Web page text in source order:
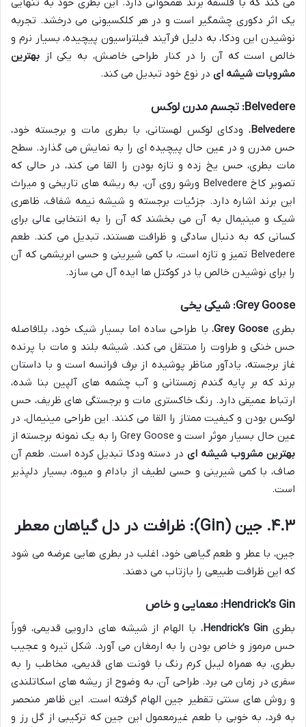
یک اثر دکوری چشمگیر است و در هر کلکسیونی می درخشد. تجربه
نوشیدن این ودکا، به دلیل فرآیند فیلتراسیون پیچیده، بسیار نرم و
خالص است که آن را در کنار طراحی خاصش، به یکی از بهترین
مشروبات شیشه ای در نوع خود تبدیل می کند.
Belvedere: تجسم مدرن لوکس
Belvedere، ودکای لوکس لهستانی، با بطری مات و برجسته خود،
حس مدرن و در عین حال پیچیده ای را به نمایش می گذارد. سطح
مات بطری، حس یخ زده و تازه بودن را القا می کند، در حالی که
تصویر کاخ Belvedere ورشو روی آن، به ریشه های تاریخی و میراث
این برند اشاره دارد. جزئیات برجسته و شیشه نیمه شفاف، ظاهری
شیک و مینیمال به آن می بخشند که آن را به انتخابی عالی برای
کسانی که به دنبال سادگی و ظرافت هستند، تبدیل می کند. طعم
Belvedere تمیز و تازه است، با کمی شیرینی و حسی ابریشمی که آن
را برای نوشیدن خالص یا در کوکتل ها ایده آل می سازد.
Grey Goose: شیکی یخی
بطری Grey Goose، با طراحی ساده اما بسیار شیک خود، بلافاصله
حس خنکی و طراوت را منتقل می کند. شیشه بلند و مات با پرنده
غاز برجسته، یادآور مناظر پوشیده از برف فرانسه است و با داستان
برند که بر پایه گندم زمستانی و آب چشمه های آلپین بنا شده،
ارتباط عمیقی دارد. رنگ خاکستری مات و برجستگی های ظریف، حس
لوکس بودن و کیفیت ممتاز را القا می کنند. این طراحی مینیمال، در
عین حال بسیار موثر است و Grey Goose را به یک نمونه برجسته از
بهترین مشروب شیشه ایدر دسته ودکا تبدیل کرده است. طعم آن
صاف، با کمی شیرینی و حسی لطیف از بادام و میوه، بسیار دلپذیر
است.
۴.۳. جین (Gin): ظرافت در دل گیاهان معطر
جین، با عطر و طعم گیاهی خود، اغلب در بطری هایی عرضه می شود
که این ظرافت طبیعی را بازتاب می دهند.
Hendrick’s Gin: معمایی و خاص
بطری Hendrick’s Gin، با الهام از شیشه های دارویی قدیمی، فوراً
حس مرموز و خاص بودن را به ارمغان می آورد. شکل تیره و عجیب
بطری، به همراه لیبل کرم رنگ با فونت های قدیمی، مخاطب را به
سفری در زمان می برد. طراحی آن، به وضوح از ریشه های اسکاتلندی
و روش های سنتی تقطیر جین الهام گرفته است. این ظاهر منحصر
به فرد، به خوبی با طعم غیرمعمول این جین که ترکیبی از گل رز و